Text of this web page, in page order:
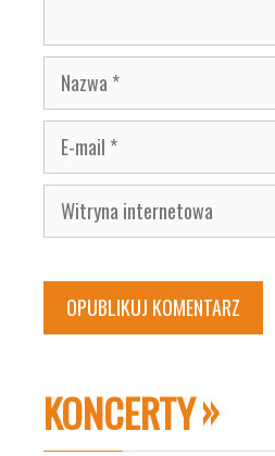
Nazwa
E-
mail
Witryna
internetowa
KONCERTY